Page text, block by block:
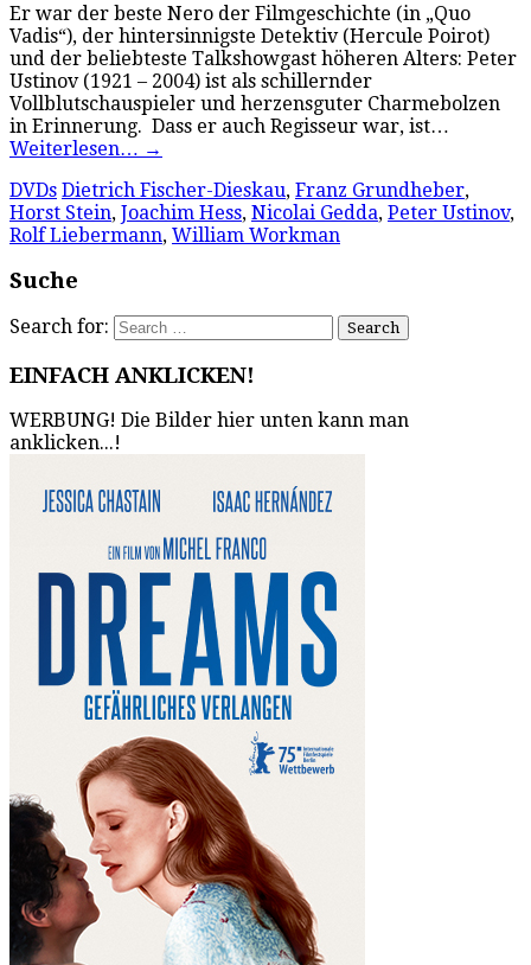
Er war der beste Nero der Filmgeschichte (in „Quo
Vadis“), der hintersinnigste Detektiv (Hercule Poirot)
und der beliebteste Talkshowgast höheren Alters: Peter
Ustinov (1921 – 2004) ist als schillernder
Vollblutschauspieler und herzensguter Charmebolzen
in Erinnerung. Dass er auch Regisseur war, ist…
Weiterlesen… →
DVDs Dietrich Fischer-Dieskau, Franz Grundheber,
Horst Stein, Joachim Hess, Nicolai Gedda, Peter Ustinov,
Rolf Liebermann, William Workman
Suche
Search for:
EINFACH ANKLICKEN!
WERBUNG! Die Bilder hier unten kann man
anklicken...!